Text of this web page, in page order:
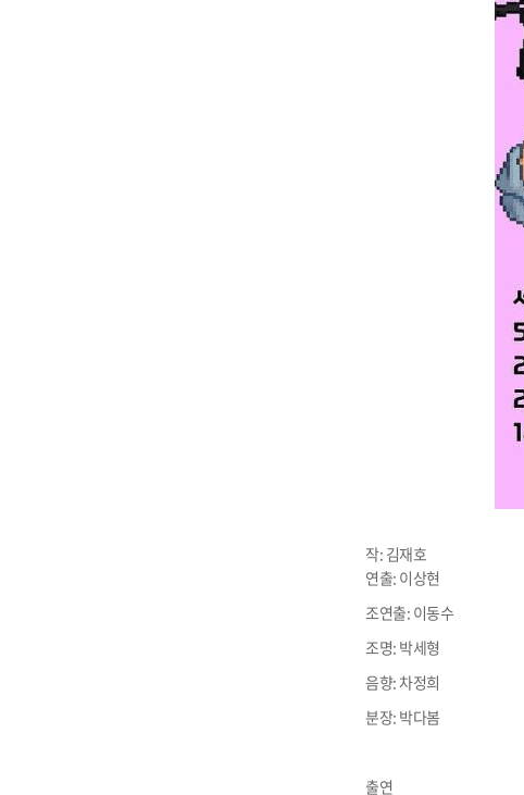
작: 김재호
연출: 이상현
조연출: 이동수
조명: 박세형
음향: 차정희
분장: 박다봄
출연